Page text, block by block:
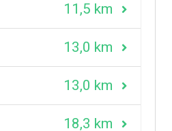
11,5 km
13,0 km
13,0 km
18,3 km